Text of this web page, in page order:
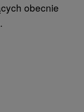
obecnie